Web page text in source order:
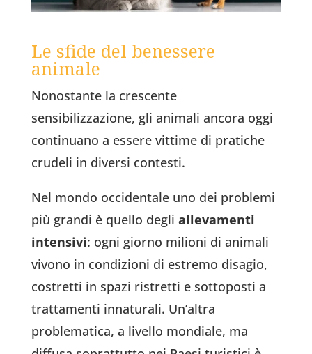
Le sfide del benessere
animale
Nonostante la crescente
sensibilizzazione, gli animali ancora oggi
continuano a essere vittime di pratiche
crudeli in diversi contesti.
Nel mondo occidentale uno dei problemi
più grandi è quello degli allevamenti
intensivi: ogni giorno milioni di animali
vivono in condizioni di estremo disagio,
costretti in spazi ristretti e sottoposti a
trattamenti innaturali. Un’altra
problematica, a livello mondiale, ma